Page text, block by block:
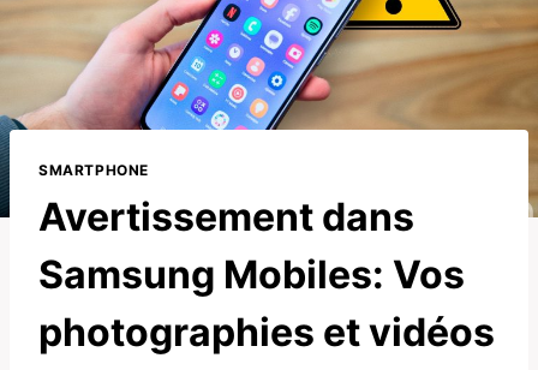
SMARTPHONE
Avertissement dans
Samsung Mobiles: Vos
photographies et vidéos